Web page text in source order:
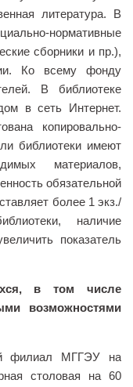
литература. В
нормативные
сборники и пр.),
Ко всему фонду
В библиотеке
в сеть Интернет.
копировально-
библиотеки имеют
материалов,
обязательной
более 1 экз./
наличие
показатель
в том числе
возможностями
филиал МГГЭУ на
столовая на 60